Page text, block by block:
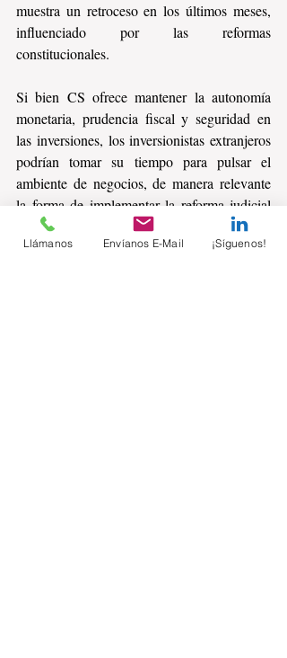
muestra un retroceso en los últimos meses,
influenciado por las reformas
constitucionales.
Si bien CS ofrece mantener la autonomía
monetaria, prudencia fiscal y seguridad en
las inversiones, los inversionistas extranjeros
podrían tomar su tiempo para pulsar el
ambiente de negocios, de manera relevante
la forma de implementar la reforma judicial
en áreas como los litigios fiscales de las
empresas y desde luego atentos a la
Llámanos Envíanos E-Mail ¡Síguenos!